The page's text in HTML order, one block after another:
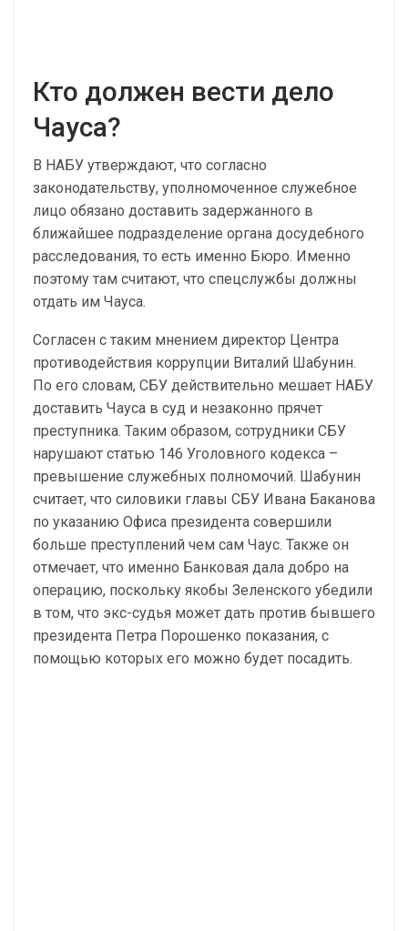
Кто должен вести дело
Чауса?
В НАБУ утверждают, что согласно
законодательству, уполномоченное служебное
лицо обязано доставить задержанного в
ближайшее подразделение органа досудебного
расследования, то есть именно Бюро. Именно
поэтому там считают, что спецслужбы должны
отдать им Чауса.
Согласен с таким мнением директор Центра
противодействия коррупции Виталий Шабунин.
По его словам, СБУ действительно мешает НАБУ
доставить Чауса в суд и незаконно прячет
преступника. Таким образом, сотрудники СБУ
нарушают статью 146 Уголовного кодекса –
превышение служебных полномочий. Шабунин
считает, что силовики главы СБУ Ивана Баканова
по указанию Офиса президента совершили
больше преступлений чем сам Чаус. Также он
отмечает, что именно Банковая дала добро на
операцию, поскольку якобы Зеленского убедили
в том, что экс-судья может дать против бывшего
президента Петра Порошенко показания, с
помощью которых его можно будет посадить.